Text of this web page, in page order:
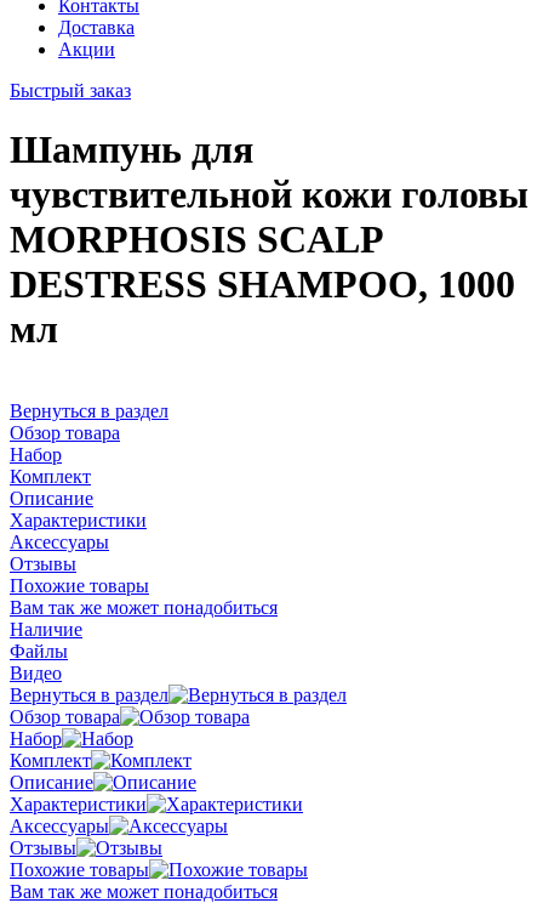
Контакты
Доставка
Акции
Быстрый заказ
Шампунь для
чувствительной кожи головы
MORPHOSIS SCALP
DESTRESS SHAMPOO, 1000
мл
Вернуться в раздел
Обзор товара
Набор
Комплект
Описание
Характеристики
Аксессуары
Отзывы
Похожие товары
Вам так же может понадобиться
Наличие
Файлы
Видео
Вернуться в раздел
Обзор товара
Набор
Комплект
Описание
Характеристики
Аксессуары
Отзывы
Похожие товары
Вам так же может понадобиться